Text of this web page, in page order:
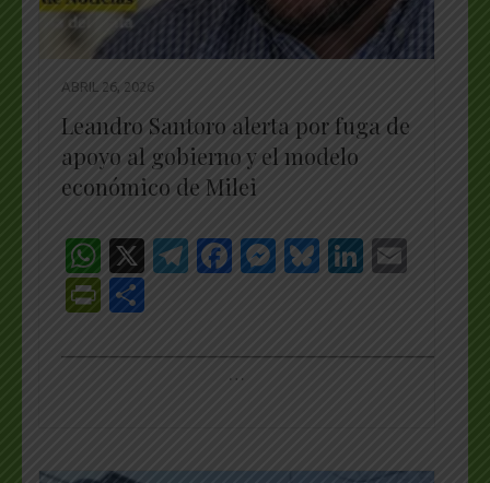
ABRIL 26, 2026
Leandro Santoro alerta por fuga de
apoyo al gobierno y el modelo
económico de Milei
WhatsApp
X Telegram
Facebook
Messenger
Bluesky
PrintFriendly
…